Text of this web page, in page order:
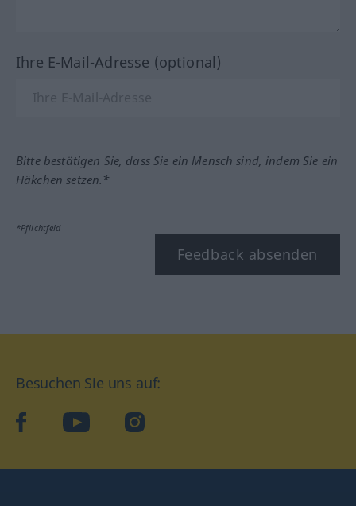
Ihre E-Mail-Adresse (optional)
Bitte bestätigen Sie, dass Sie ein Mensch sind, indem Sie ein
Häkchen setzen.*
*Pflichtfeld
Feedback absenden
Besuchen Sie uns auf:
facebookYouTube Instagram